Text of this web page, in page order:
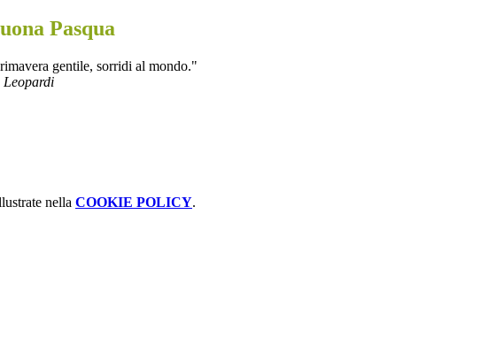
Pasqua
gentile, sorridi al mondo."
Leopardi
nella COOKIE POLICY.